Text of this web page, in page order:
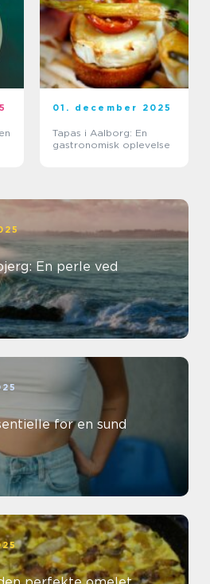
01. december 2025
Tapas i Aalborg: En
gastronomisk oplevelse
En perle ved
for en sund